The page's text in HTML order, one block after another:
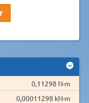
0,11298 N·m
0,00011298 kN·m